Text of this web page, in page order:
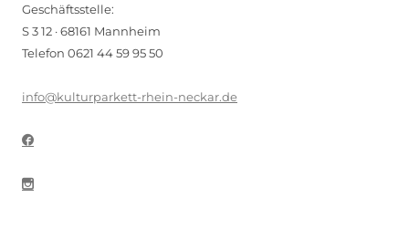
Geschäftsstelle:
S 3 12 · 68161 Mannheim
Telefon 0621 44 59 95 50
info@kulturparkett-rhein-neckar.de